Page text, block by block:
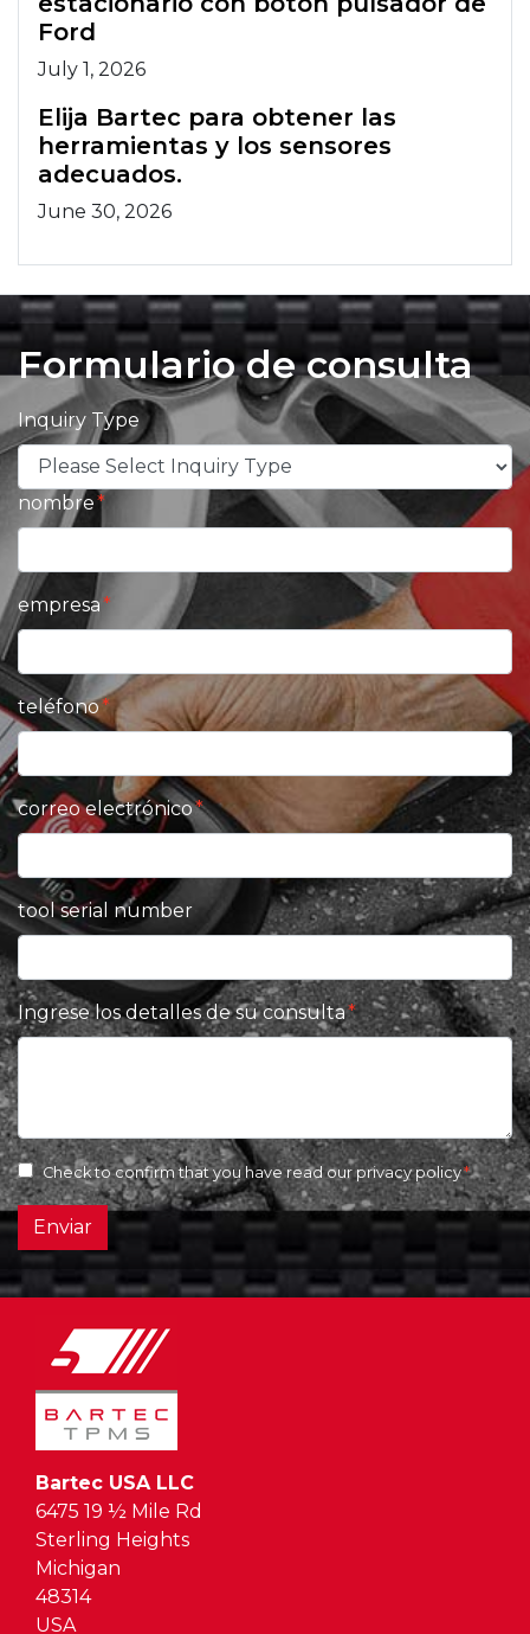
Ford
July 1, 2026
Elija Bartec para obtener las
herramientas y los sensores
adecuados.
June 30, 2026
Formulario de consulta
Inquiry Type
nombre
empresa
teléfono
correo electrónico
tool serial number
Ingrese los detalles de su consulta
Check to confirm that you have read our privacy policy
Enviar
Bartec USA LLC
6475 19 ½ Mile Rd
Sterling Heights
Michigan
48314
USA